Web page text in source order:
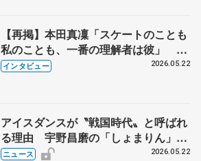
【再掲】本田真凜「スケートのことも
私のことも、一番の理解者は彼」 引
退時の単独インタビューで語った競技
インタビュー 2026.05.22
アイスダンスが〝戦国時代〟と呼ばれ
る理由 宇野昌磨の「しょまりん」ら
実力者が相次いで参戦 国内の競争激
ニュース 2026.05.22